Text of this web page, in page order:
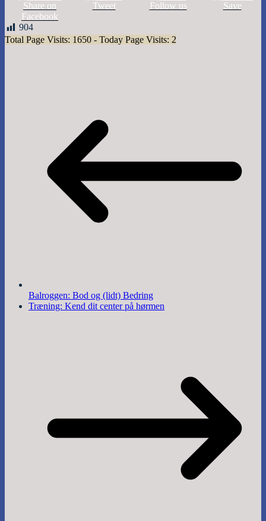
Share on
Facebook
Tweet Follow us Save
904
Total Page Visits: 1650 - Today Page Visits: 2
Balroggen: Bod og (lidt) Bedring
Træning: Kend dit center på hørmen